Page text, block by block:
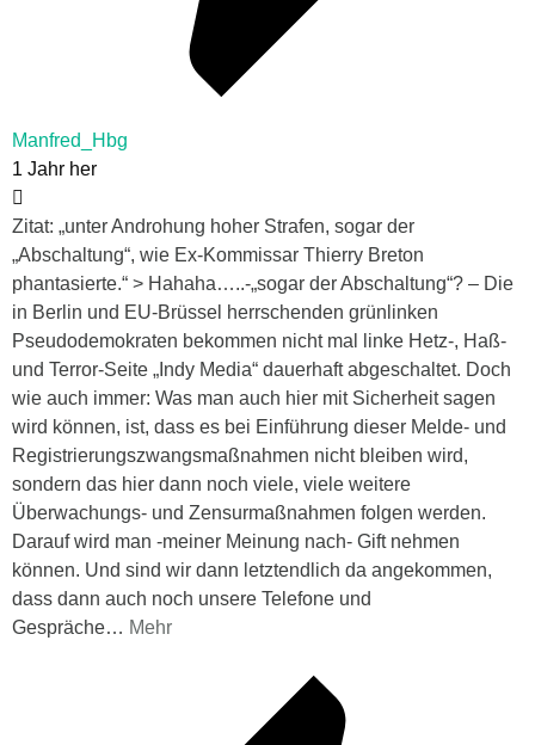
Manfred_Hbg
1 Jahr her
Zitat: „unter Androhung hoher Strafen, sogar der
„Abschaltung“, wie Ex-Kommissar Thierry Breton
phantasierte.“ > Hahaha…..-„sogar der Abschaltung“? – Die
in Berlin und EU-Brüssel herrschenden grünlinken
Pseudodemokraten bekommen nicht mal linke Hetz-, Haß-
und Terror-Seite „Indy Media“ dauerhaft abgeschaltet. Doch
wie auch immer: Was man auch hier mit Sicherheit sagen
wird können, ist, dass es bei Einführung dieser Melde- und
Registrierungszwangsmaßnahmen nicht bleiben wird,
sondern das hier dann noch viele, viele weitere
Überwachungs- und Zensurmaßnahmen folgen werden.
Darauf wird man -meiner Meinung nach- Gift nehmen
können. Und sind wir dann letztendlich da angekommen,
dass dann auch noch unsere Telefone und
Gespräche… Mehr